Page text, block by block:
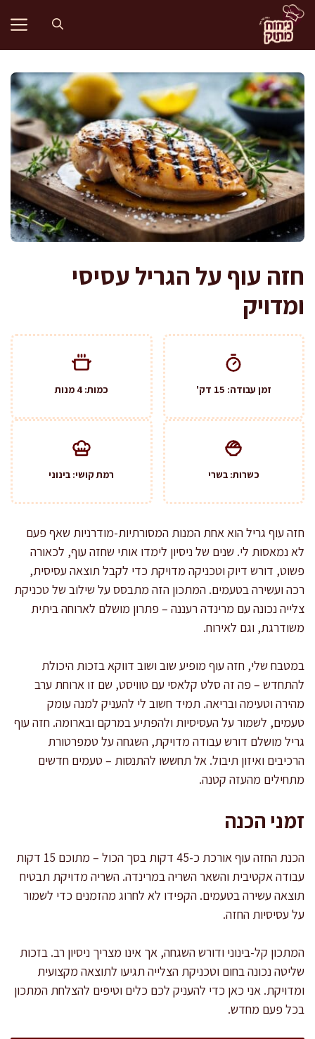
לדלג
לתוכן
חזה עוף על הגריל עסיסי
ומדויק
זמן עבודה: 15 דק' כמות: 4 מנות
כשרות: בשרי רמת קושי: בינוני
חזה עוף גריל הוא אחת המנות המסורתיות-מודרניות שאף פעם
לא נמאסות לי. שנים של ניסיון לימדו אותי שחזה עוף, לכאורה
פשוט, דורש דיוק וטכניקה מדויקת כדי לקבל תוצאה עסיסית,
רכה ועשירה בטעמים. המתכון הזה מתבסס על שילוב של טכניקת
צלייה נכונה עם מרינדה רעננה – פתרון מושלם לארוחה ביתית
משודרגת, וגם לאירוח.
במטבח שלי, חזה עוף מופיע שוב ושוב דווקא בזכות היכולת
להתחדש – פה זה סלט קלאסי עם טוויסט, שם זו ארוחת ערב
מהירה וטעימה ובריאה. תמיד חשוב לי להעניק למנה עומק
טעמים, לשמור על העסיסיות ולהפתיע במרקם ובארומה. חזה עוף
גריל מושלם דורש עבודה מדויקת, השגחה על טמפרטורת
הרכיבים ואיזון תיבול. אל תחששו להתנסות – טעמים חדשים
מתחילים מהעזה קטנה.
זמני הכנה
הכנת החזה עוף אורכת כ-45 דקות בסך הכול – מתוכם 15 דקות
עבודה אקטיבית והשאר השריה במרינדה. השריה מדויקת תבטיח
תוצאה עשירה בטעמים. הקפידו לא לחרוג מהזמנים כדי לשמור
על עסיסיות החזה.
המתכון קל-בינוני ודורש השגחה, אך אינו מצריך ניסיון רב. בזכות
שליטה נכונה בחום וטכניקת הצלייה תגיעו לתוצאה מקצועית
ומדויקת. אני כאן כדי להעניק לכם כלים וטיפים להצלחת המתכון
בכל פעם מחדש.